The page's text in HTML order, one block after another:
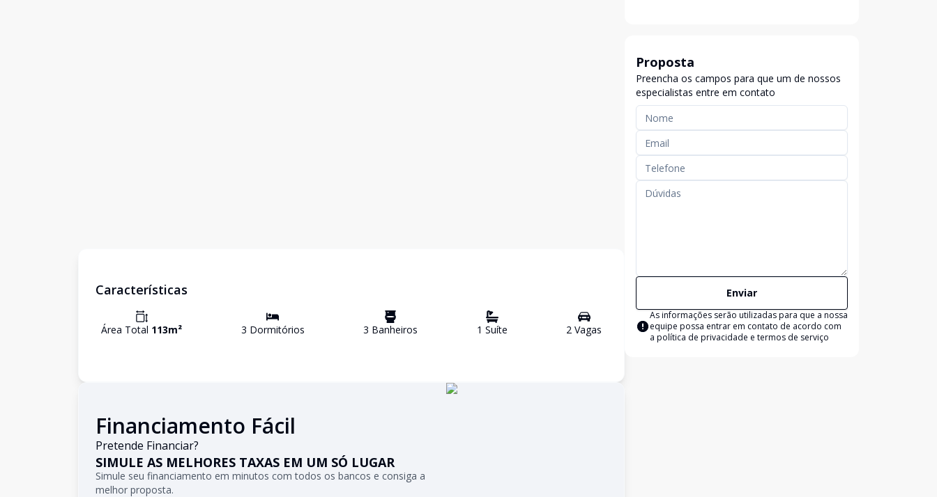
Características
Área Total 113m² 3 Dormitórios 3 Banheiros 1 Suíte 2 Vagas
Financiamento Fácil
Pretende Financiar?
SIMULE AS MELHORES TAXAS EM UM SÓ LUGAR
Simule seu financiamento em minutos com todos os bancos e consiga a
melhor proposta.
Proposta
Preencha os campos para que um de nossos
especialistas entre em contato
Enviar
As informações serão utilizadas para que a nossa
equipe possa entrar em contato de acordo com
a política de privacidade e termos de serviço